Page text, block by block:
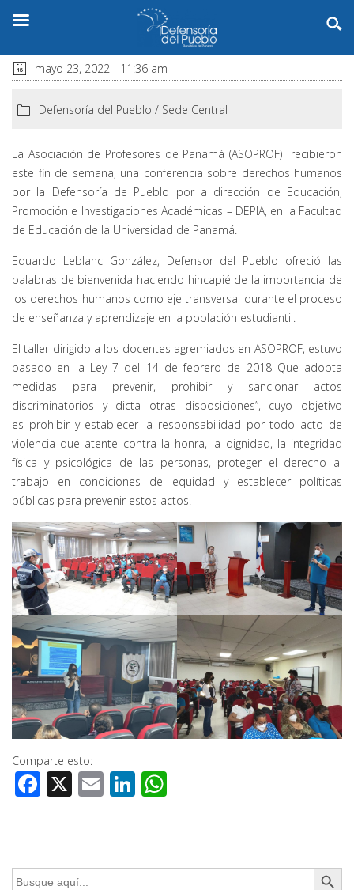
mayo 23, 2022 - 11:36 am
Defensoría del Pueblo / Sede Central
La Asociación de Profesores de Panamá (ASOPROF) recibieron
este fin de semana, una conferencia sobre derechos humanos
por la Defensoría de Pueblo por a dirección de Educación,
Promoción e Investigaciones Académicas – DEPIA, en la Facultad
de Educación de la Universidad de Panamá.
Eduardo Leblanc González, Defensor del Pueblo ofreció las
palabras de bienvenida haciendo hincapié de la importancia de
los derechos humanos como eje transversal durante el proceso
de enseñanza y aprendizaje en la población estudiantil.
El taller dirigido a los docentes agremiados en ASOPROF, estuvo
basado en la Ley 7 del 14 de febrero de 2018 Que adopta
medidas para prevenir, prohibir y sancionar actos
discriminatorios y dicta otras disposiciones”, cuyo objetivo
es prohibir y establecer la responsabilidad por todo acto de
violencia que atente contra la honra, la dignidad, la integridad
física y psicológica de las personas, proteger el derecho al
trabajo en condiciones de equidad y establecer políticas
públicas para prevenir estos actos.
Comparte esto:
Facebook
X EmailLinkedIn
Buscar: Botón de